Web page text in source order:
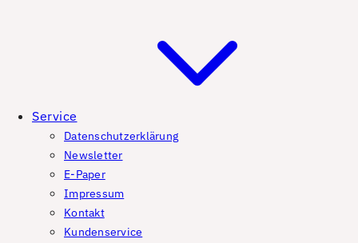
Service
Datenschutzerklärung
Newsletter
E-Paper
Impressum
Kontakt
Kundenservice